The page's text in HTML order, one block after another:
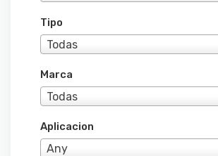
Tipo
Todas
Marca
Todas
Aplicacion
Any